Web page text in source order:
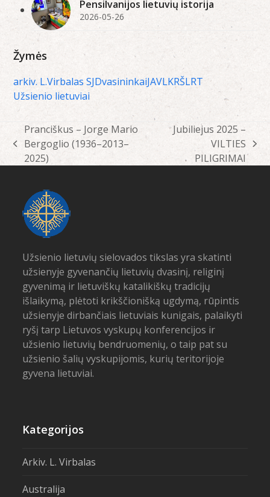
Pensilvanijos lietuvių istorija
2026-05-26
Žymės
arkiv. L.Virbalas SJDvasininkaiJAVLKRŠLRT
Užsienio lietuviai
previous
post:
Pranciškus – Jorge Mario
Bergoglio (1936–2013–
2025)
post:
Jubiliejus 2025 –
VILTIES
PILIGRIMAI
Užsienio lietuvių sielovados tikslas yra skatinti
užsienyje gyvenančių lietuvių dvasinį, religinį
gyvenimą ir lietuviškų katalikiškų tradicijų
išlaikymą, plėtoti krikščionišką ugdymą, rūpintis
užsienyje dirbančiais lietuviais kunigais, palaikyti
ryšį tarp Lietuvos vyskupų konferencijos ir
užsienio lietuvių bendruomenių, o taip pat su
užsienio šalių vyskupijomis, kurių teritorijoje
gyvena lietuviai.
Kategorijos
Arkiv. L. Virbalas
Australija